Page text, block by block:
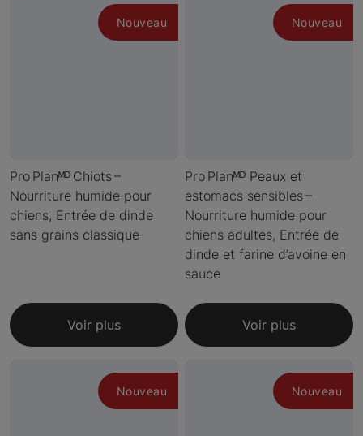
Nouveau
Pro Planᴹᴰ Chiots –
Nourriture humide pour
chiens, Entrée de dinde
sans grains classique
Voir plus
Nouveau
Pro Planᴹᴰ Peaux et
estomacs sensibles –
Nourriture humide pour
chiens adultes, Entrée de
dinde et farine d’avoine en
sauce
Voir plus
Nouveau Nouveau